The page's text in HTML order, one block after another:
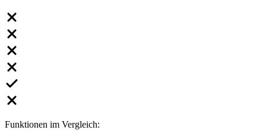
Funktionen im Vergleich: